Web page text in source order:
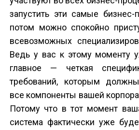
запустить эти самые
потом можно спокойно
всевозможных
Ведь у вас к этому моменту
главное — четкая
требований, которым
все компоненты вашей
Потому что в тот момент
система фактически уже